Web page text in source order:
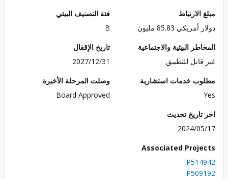
85.83 مليون
فئة التصنيف البيئي
البيئية والاجتماعية
للتطبيق
تاريخ الإقفال
2027/12/31
خدمات استشارية
وصلت المرحلة الأخيرة
Board Approved
تحديث
2024/
Associated